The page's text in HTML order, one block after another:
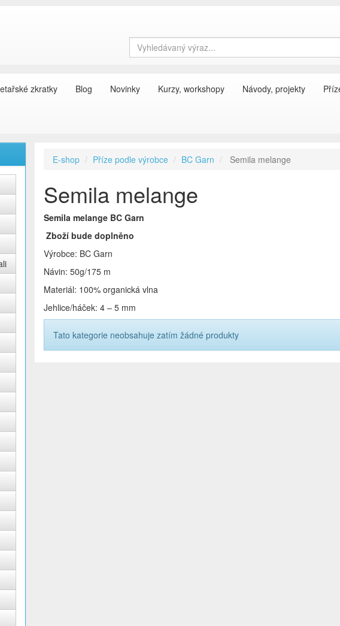
zkratky Blog Novinky Kurzy, workshopy Návody, projekty
E-shop Příze podle výrobce BC Garn Semila melange
Semila melange
Semila melange BC Garn
Zboží bude doplněno
Výrobce: BC Garn
Návin: 50g/175 m
Materiál: 100% organická vlna
Jehlice/háček: 4 – 5 mm
Tato kategorie neobsahuje zatím žádné produkty